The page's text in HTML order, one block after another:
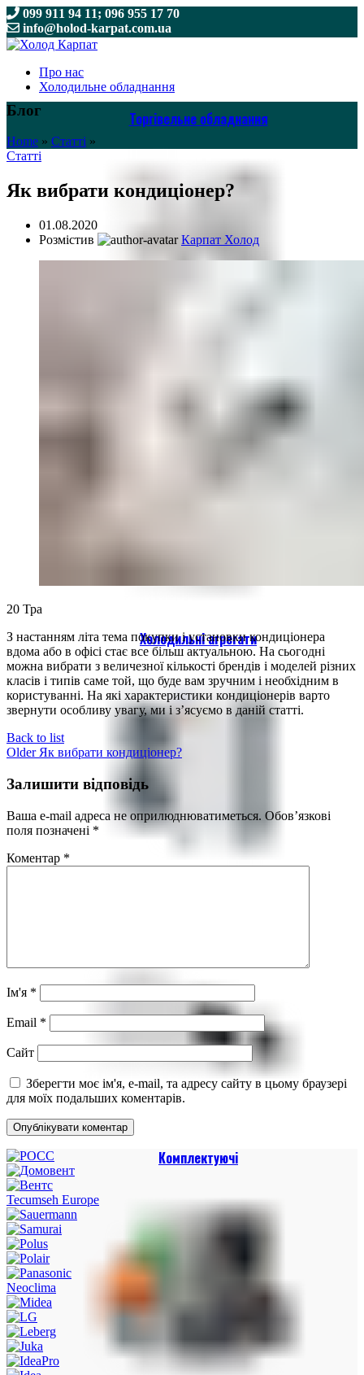
099 911 94 11; 096 955 17 70
info@holod-karpat.com.ua
099 911 94 11; 096 955 17 70
Про нас
Холодильне обладнання
Торгівельне обладнання
Холодильні камери
Холодильні агрегати
Комплектуючі
Блог
Home » Статті »
Статті
Як вибрати кондиціонер?
01.08.2020
Розмістив
Карпат Холод
20 Тра
З настанням літа тема покупки і установки кондиціонера
вдома або в офісі стає все більш актуальною. На сьогодні
можна вибрати з величезної кількості брендів і моделей різних
класів і типів саме той, що буде вам зручним і необхідним в
користуванні. На які характеристики кондиціонерів варто
звернути особливу увагу, ми і з’ясуємо в даній статті.
Back to list
Older Як вибрати кондиціонер?
Залишити відповідь
Ваша e-mail адреса не оприлюднюватиметься. Обов’язкові
поля позначені *
Коментар *
Ім'я *
Email *
Сайт
Зберегти моє ім'я, e-mail, та адресу сайту в цьому браузері
для моїх подальших коментарів.
Tecumseh Europe
Neoclima